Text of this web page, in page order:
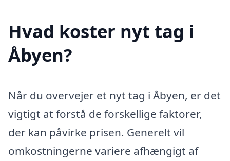
Hvad koster nyt tag i
Åbyen?
Når du overvejer et nyt tag i Åbyen, er det
vigtigt at forstå de forskellige faktorer,
der kan påvirke prisen. Generelt vil
omkostningerne variere afhængigt af